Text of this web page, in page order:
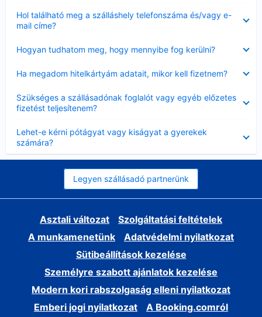
Hol található meg a szálláshely telefonszáma és/vagy e-
mail címe?
Hogyan tudhatom meg, hogy mennyibe fog kerülni?
Ha megadom hitelkártyám adatait, mikor kell fizetnem?
Szükséges a szállásadónak foglalót vagy egyéb előzetes
fizetést teljesítenem?
Lehet-e kérni pótágyat vagy kiságyat a gyerekek
számára?
Legyen szállásadó partnerünk
Asztali változat
Szolgáltatási feltételek
A munkamenetünk
Adatvédelmi nyilatkozat
Sütibeállítások kezelése
Személyre szabott ajánlatok kezelése
Modern kori rabszolgaság elleni nyilatkozat
Emberi jogi nyilatkozat
A Booking.comról